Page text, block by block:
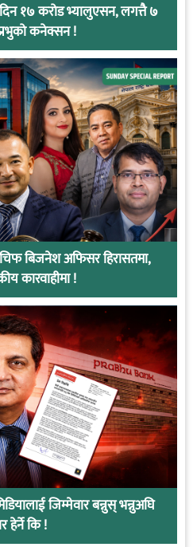
१७ करोड भ्यालुएसन, लगत्तै ७
कनेक्सन !
बिजनेश अफिसर हिरासतमा,
कारवाहीमा !
जिम्मेवार बन्नुस् भन्नुअघि
हेर्ने कि !